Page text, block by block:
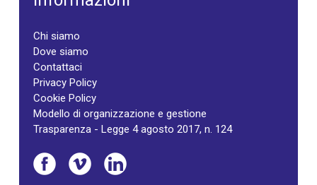
Chi siamo
Dove siamo
Contattaci
Privacy Policy
Cookie Policy
Modello di organizzazione e gestione
Trasparenza - Legge 4 agosto 2017, n. 124